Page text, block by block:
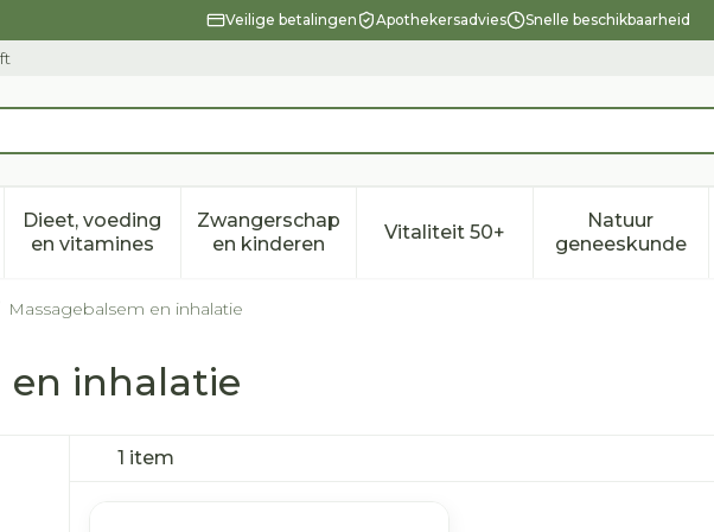
Veilige betalingen Apothekersadvies Snelle beschikbaarheid
voor Schoonheid, verzorging en hygiëne categorie
Dieet, voeding
en vitaminesToon submenu voor Dieet, voeding en vitamines categorie
Zwangerschap
en kinderenToon submenu voor Zwangerschap en
Vitaliteit 50+Toon submenu voor
Natuur
geneeskunde
Toon
Massagebalsem en inhalatie
en inhalatie
1 item